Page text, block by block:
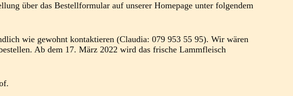
über das Bestellformular auf unserer Homepage unter folgendem
wie gewohnt kontaktieren (Claudia: 079 953 55 95). Wir wären
Ab dem 17. März 2022 wird das frische Lammfleisch